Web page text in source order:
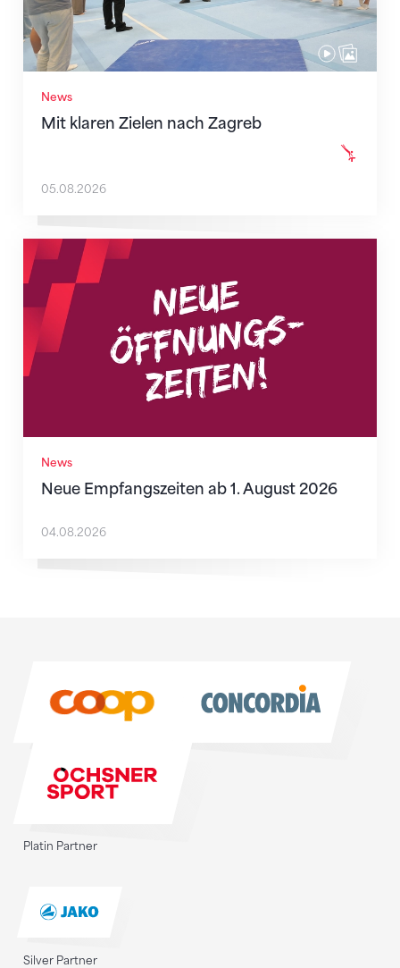
News
Mit klaren Zielen nach Zagreb
05.08.2026
News
Neue Empfangszeiten ab 1. August 2026
Neue Empfangszeiten ab 1. August 2026
04.08.2026
Platin Partner
Silver Partner